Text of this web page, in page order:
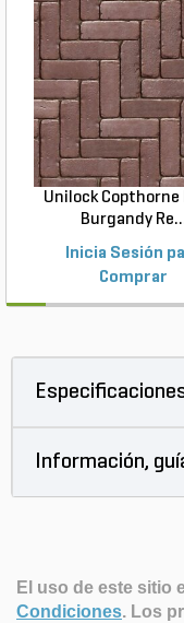
Unilock Copthorne
Burgandy
Inicia Sesión
Comprar
Información,
El uso de este sitio
Condiciones. Los